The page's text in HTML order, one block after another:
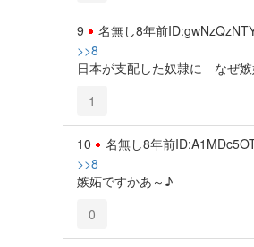
9 名無し8年前
>>8
日本が支配した奴隷に なぜ嫉
1
10 名無し8年前
>>8
嫉妬ですかあ～♪
0